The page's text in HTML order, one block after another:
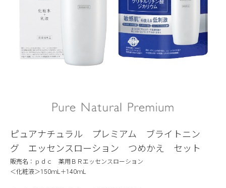
ピュアナチュラル プレミアム ブライトニン
グ エッセンスローション つめかえ セット
販売名：ｐｄｃ 薬用ＢＲエッセンスローション
＜化粧液＞150ｍL＋140ｍL